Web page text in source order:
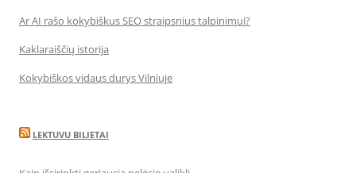
Ar AI rašo kokybiškus SEO straipsnius talpinimui?
Kaklaraiščių istorija
Kokybiškos vidaus durys Vilniuje
LEKTUVU BILIETAI